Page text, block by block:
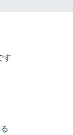
す